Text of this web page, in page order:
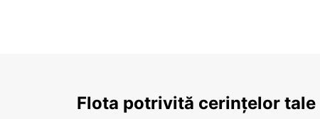
Flota potrivită cerințelor tale